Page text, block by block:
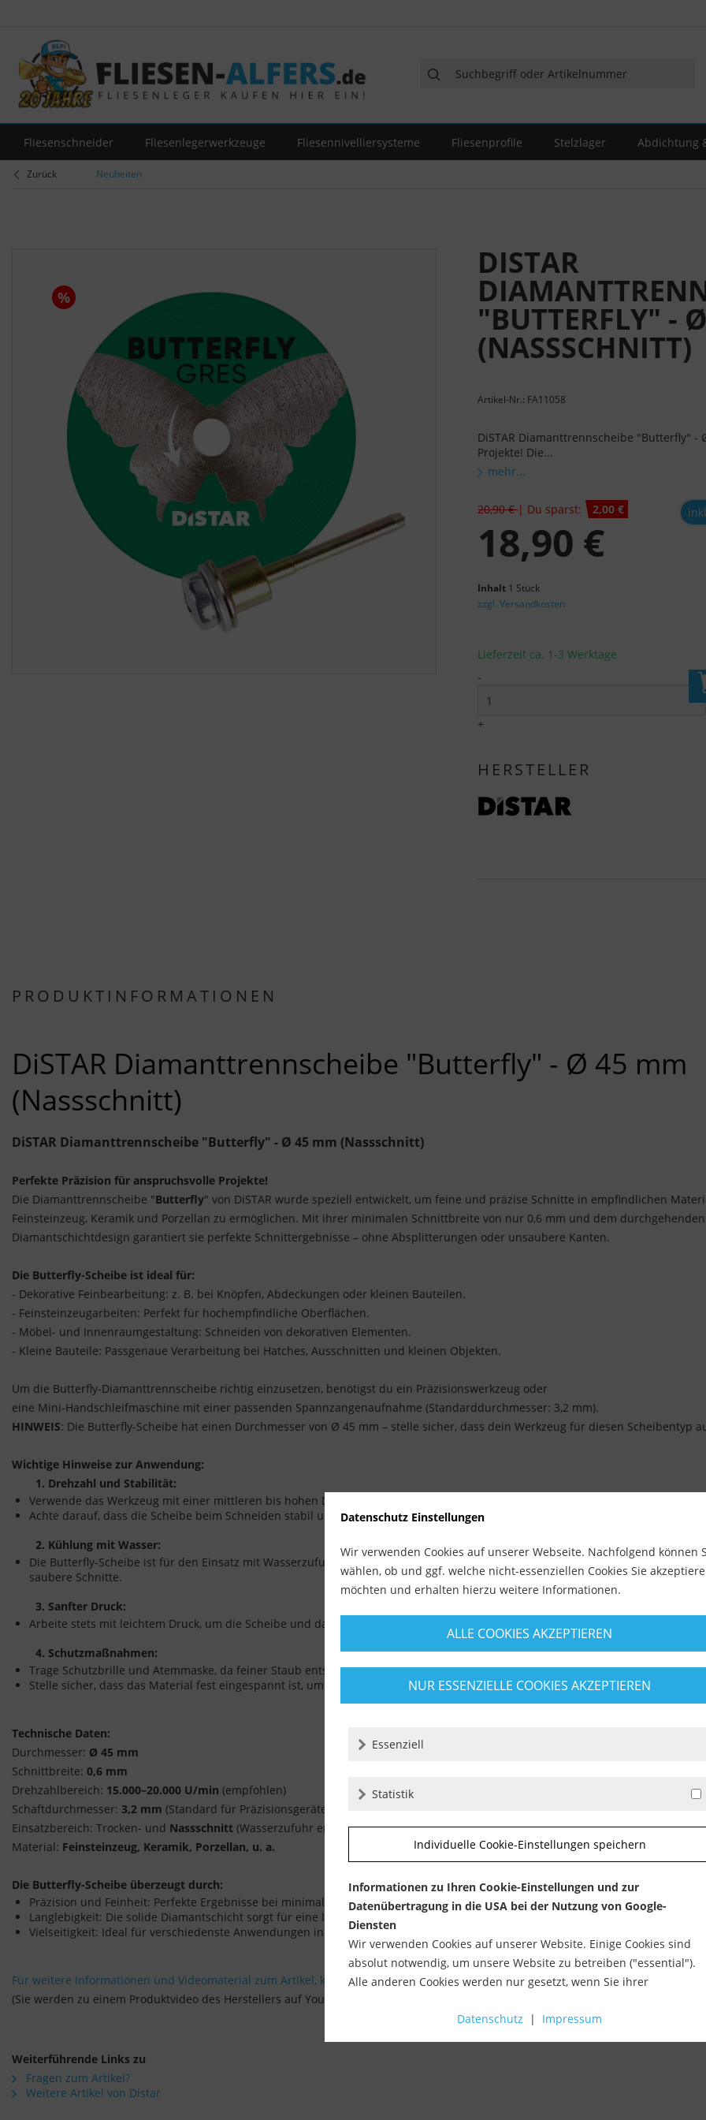
Fliesenschneider Fliesenlegerwerkzeuge Fliesennivelliersysteme Fliesenprofile Stelzlager Abdichtung
Zurück Neuheiten
%
DISTAR
"BUTTERFLY" -
(NASSSCHNITT)
Artikel-Nr.: FA11058
DiSTAR Diamanttrennscheibe "Butterfly"
Projekte! Die...
mehr...
20,90 € | Du sparst: 2,00 €
18,90 €
Inhalt 1 Stück
zzgl. Versandkosten
Lieferzeit ca. 1-3 Werktage
-
+
HERSTELLER
PRODUKTINFORMATIONEN
DiSTAR Diamanttrennscheibe "Butterfly" - Ø 45 mm
(Nassschnitt)
DiSTAR Diamanttrennscheibe "Butterfly" - Ø 45 mm (Nassschnitt)
Perfekte Präzision für anspruchsvolle Projekte!
Die Diamanttrennscheibe "Butterfly" von DiSTAR wurde speziell entwickelt, um feine und präzise Schnitte in empfindlichen
Feinsteinzeug, Keramik und Porzellan zu ermöglichen. Mit ihrer minimalen Schnittbreite von nur 0,6 mm und dem
Diamantschichtdesign garantiert sie perfekte Schnittergebnisse – ohne Absplitterungen oder unsaubere Kanten.
Die Butterfly-Scheibe ist ideal für:
- Dekorative Feinbearbeitung: z. B. bei Knöpfen, Abdeckungen oder kleinen Bauteilen.
- Feinsteinzeugarbeiten: Perfekt für hochempfindliche Oberflächen.
- Möbel- und Innenraumgestaltung: Schneiden von dekorativen Elementen.
- Kleine Bauteile: Passgenaue Verarbeitung bei Hatches, Ausschnitten und kleinen Objekten.
Um die Butterfly-Diamanttrennscheibe richtig einzusetzen, benötigst du ein Präzisionswerkzeug oder
eine Mini-Handschleifmaschine mit einer passenden Spannzangenaufnahme (Standarddurchmesser: 3,2 mm).
HINWEIS: Die Butterfly-Scheibe hat einen Durchmesser von Ø 45 mm – stelle sicher, dass dein Werkzeug für diesen Scheibentyp
Wichtige Hinweise zur Anwendung:
1. Drehzahl und Stabilität:
Verwende das Werkzeug mit einer mittleren bis hohen Drehzahl, um saubere Schnitte zu erzielen.
Achte darauf, dass die Scheibe beim Schneiden stabil und ohne Vibrationen läuft.
2. Kühlung mit Wasser:
Die Butterfly-Scheibe ist für den Einsatz mit Wasserzufuhr konzipiert. Dies reduziert die Hitzeentwicklung, schont die Scheibe
saubere Schnitte.
3. Sanfter Druck:
Arbeite stets mit leichtem Druck, um die Scheibe und das Material zu schonen. Vermeide ein Verkanten der Scheibe.
4. Schutzmaßnahmen:
Trage Schutzbrille und Atemmaske, da feiner Staub entstehen kann.
Stelle sicher, dass das Material fest eingespannt ist, um ein Verrutschen zu verhindern.
Technische Daten:
Durchmesser: Ø 45 mm
Schnittbreite: 0,6 mm
Drehzahlbereich: 15.000–20.000 U/min (empfohlen)
Schaftdurchmesser: 3,2 mm (Standard für Präzisionsgeräte)
Einsatzbereich: Trocken- und Nassschnitt (Wasserzufuhr empfohlen)
Material: Feinsteinzeug, Keramik, Porzellan, u. a.
Die Butterfly-Scheibe überzeugt durch:
Präzision und Feinheit: Perfekte Ergebnisse bei minimaler Schnittbreite.
Langlebigkeit: Die solide Diamantschicht sorgt für eine lange Lebensdauer und stabile Performance.
Vielseitigkeit: Ideal für verschiedenste Anwendungen in Handwerk und Hobby.
Für weitere Informationen und Videomaterial zum Artikel, klicken Sie hier.
(Sie werden zu einem Produktvideo des Herstellers auf YouTube weitergeleitet)
Weiterführende Links zu
Fragen zum Artikel?
Weitere Artikel von Distar
Datenschutz Einstellungen
Wir verwenden Cookies auf unserer Webseite. Nachfolgend können
wählen, ob und ggf. welche nicht-essenziellen Cookies Sie
möchten und erhalten hierzu weitere Informationen.
ALLE COOKIES AKZEPTIEREN
NUR ESSENZIELLE COOKIES AKZEPTIEREN
Essenziell
Statistik
Individuelle Cookie-Einstellungen speichern
Informationen zu Ihren Cookie-Einstellungen und zur
Datenübertragung in die USA bei der Nutzung von Google-
Diensten
Wir verwenden Cookies auf unserer Website. Einige Cookies sind
absolut notwendig, um unsere Website zu betreiben ("essential").
Alle anderen Cookies werden nur gesetzt, wenn Sie ihrer
Datenschutz | Impressum